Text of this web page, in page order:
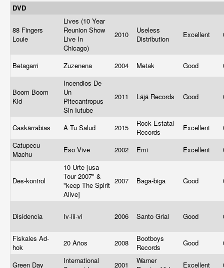
DVD
88 Fingers
Louie
Lives (10 Year
Reunion Show
Live In
Chicago)
2010
Useless
Distribution
Excellent
Betagarri Zuzenena 2004 Metak Good
Boom Boom
Kid
Incendios De
Un
Pitecantropus
Sin Iutube
2011 Läjä Records Good
Caskärrabias A Tu Salud 2015
Rock Estatal
Records
Excellent
Catupecu
Machu
Eso Vive 2002 Emi Excellent
Des-kontrol ‎
10 Urte [usa
Tour 2007" &
"keep The Spirit
Alive]
2007 Baga-biga Good
Disidencia Iv-iii-vi 2006 Santo Grial Good
Fiskales Ad-
hok
20 Años 2008
Bootboys
Records
Good
Green Day
International
2001
Warner
Excellent